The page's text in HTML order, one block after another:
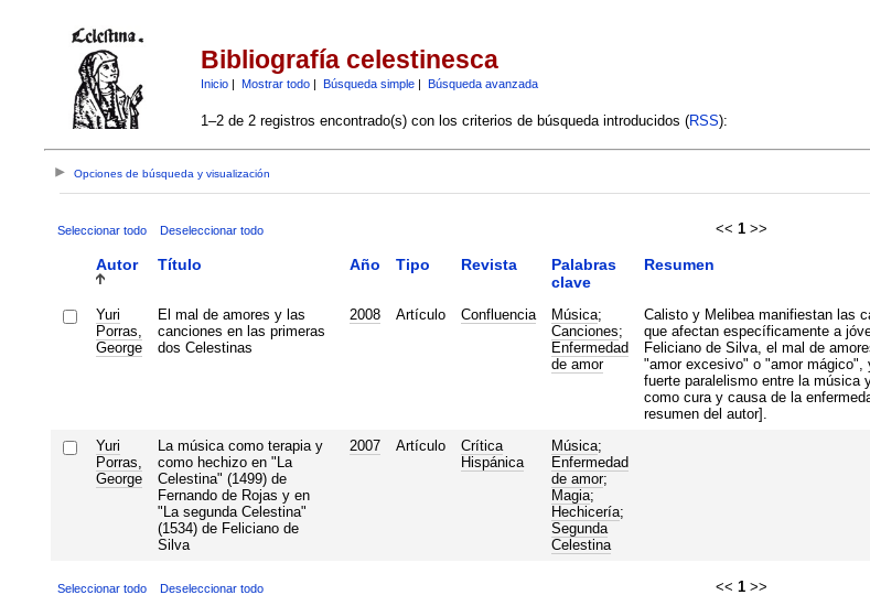
Bibliografía celestinesca
Inicio| Mostrar todo| Búsqueda simple| Búsqueda avanzada
1–2 de 2 registros encontrado(s) con los criterios de búsqueda introducidos (RSS):
Opciones de búsqueda y visualización
Seleccionar todo Deseleccionar todo << 1 >>
Autor Título Año Tipo Revista
Palabras
clave
Resumen
Yuri
Porras,
George
El mal de amores y las
canciones en las primeras
dos Celestinas
2008 Artículo Confluencia Música;
Canciones;
Enfermedad
de amor
Calisto y Melibea manifiestan las
que afectan específicamente a
Feliciano de Silva, el mal de
"amor excesivo" o "amor mágico",
fuerte paralelismo entre la música
como cura y causa de la
resumen del autor].
Yuri
Porras,
George
La música como terapia y
como hechizo en "La
Celestina" (1499) de
Fernando de Rojas y en
"La segunda Celestina"
(1534) de Feliciano de
Silva
2007 Artículo
Crítica
Hispánica
Música;
Enfermedad
de amor;
Magia;
Hechicería;
Segunda
Celestina
Seleccionar todo Deseleccionar todo << 1 >>